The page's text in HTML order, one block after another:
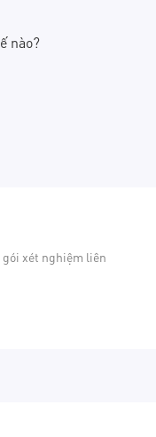
nào?
xét nghiệm liên